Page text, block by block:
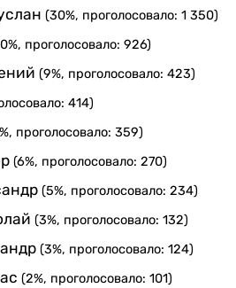
(30%, проголосовало: 1 350)
проголосовало: 926)
(9%, проголосовало: 423)
414)
проголосовало: 359)
(6%, проголосовало: 270)
(5%, проголосовало: 234)
(3%, проголосовало: 132)
(3%, проголосовало: 124)
(2%, проголосовало: 101)